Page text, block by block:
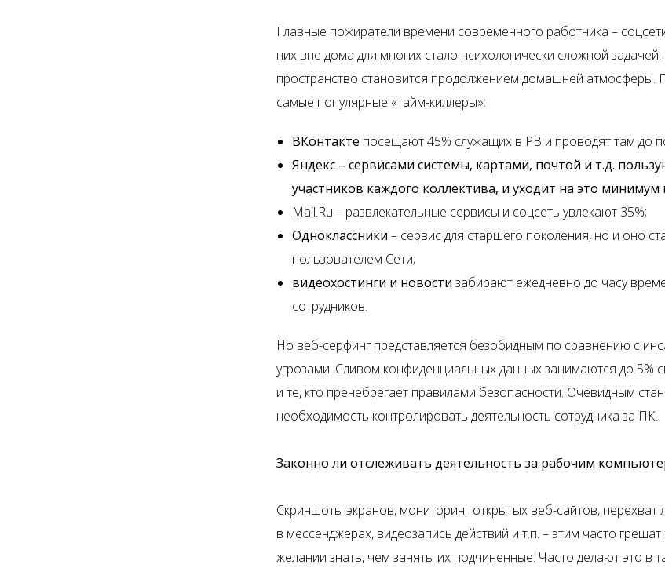
Главные пожиратели времени современного работника –
них вне дома для многих стало психологически сложной
пространство становится продолжением домашней атмосферы.
самые популярные «тайм-киллеры»:
ВКонтакте посещают 45% служащих в РВ и проводят там до
Яндекс – сервисами системы, картами, почтой и т.д.
участников каждого коллектива, и уходит на это минимум
Mail.Ru – развлекательные сервисы и соцсеть увлекают 35%;
Одноклассники – сервис для старшего поколения, но и оно
пользователем Сети;
видеохостинги и новости забирают ежедневно до часу
сотрудников.
Но веб-серфинг представляется безобидным по сравнению с
угрозами. Сливом конфиденциальных данных занимаются до 5%
и те, кто пренебрегает правилами безопасности. Очевидным
необходимость контролировать деятельность сотрудника за ПК.
Законно ли отслеживать деятельность за рабочим
Скриншоты экранов, мониторинг открытых веб-сайтов,
в мессенджерах, видеозапись действий и т.п. – этим часто
желании знать, чем заняты их подчиненные. Часто делают это в